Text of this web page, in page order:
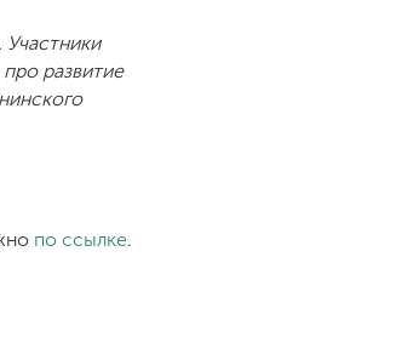
развитие
по ссылке.